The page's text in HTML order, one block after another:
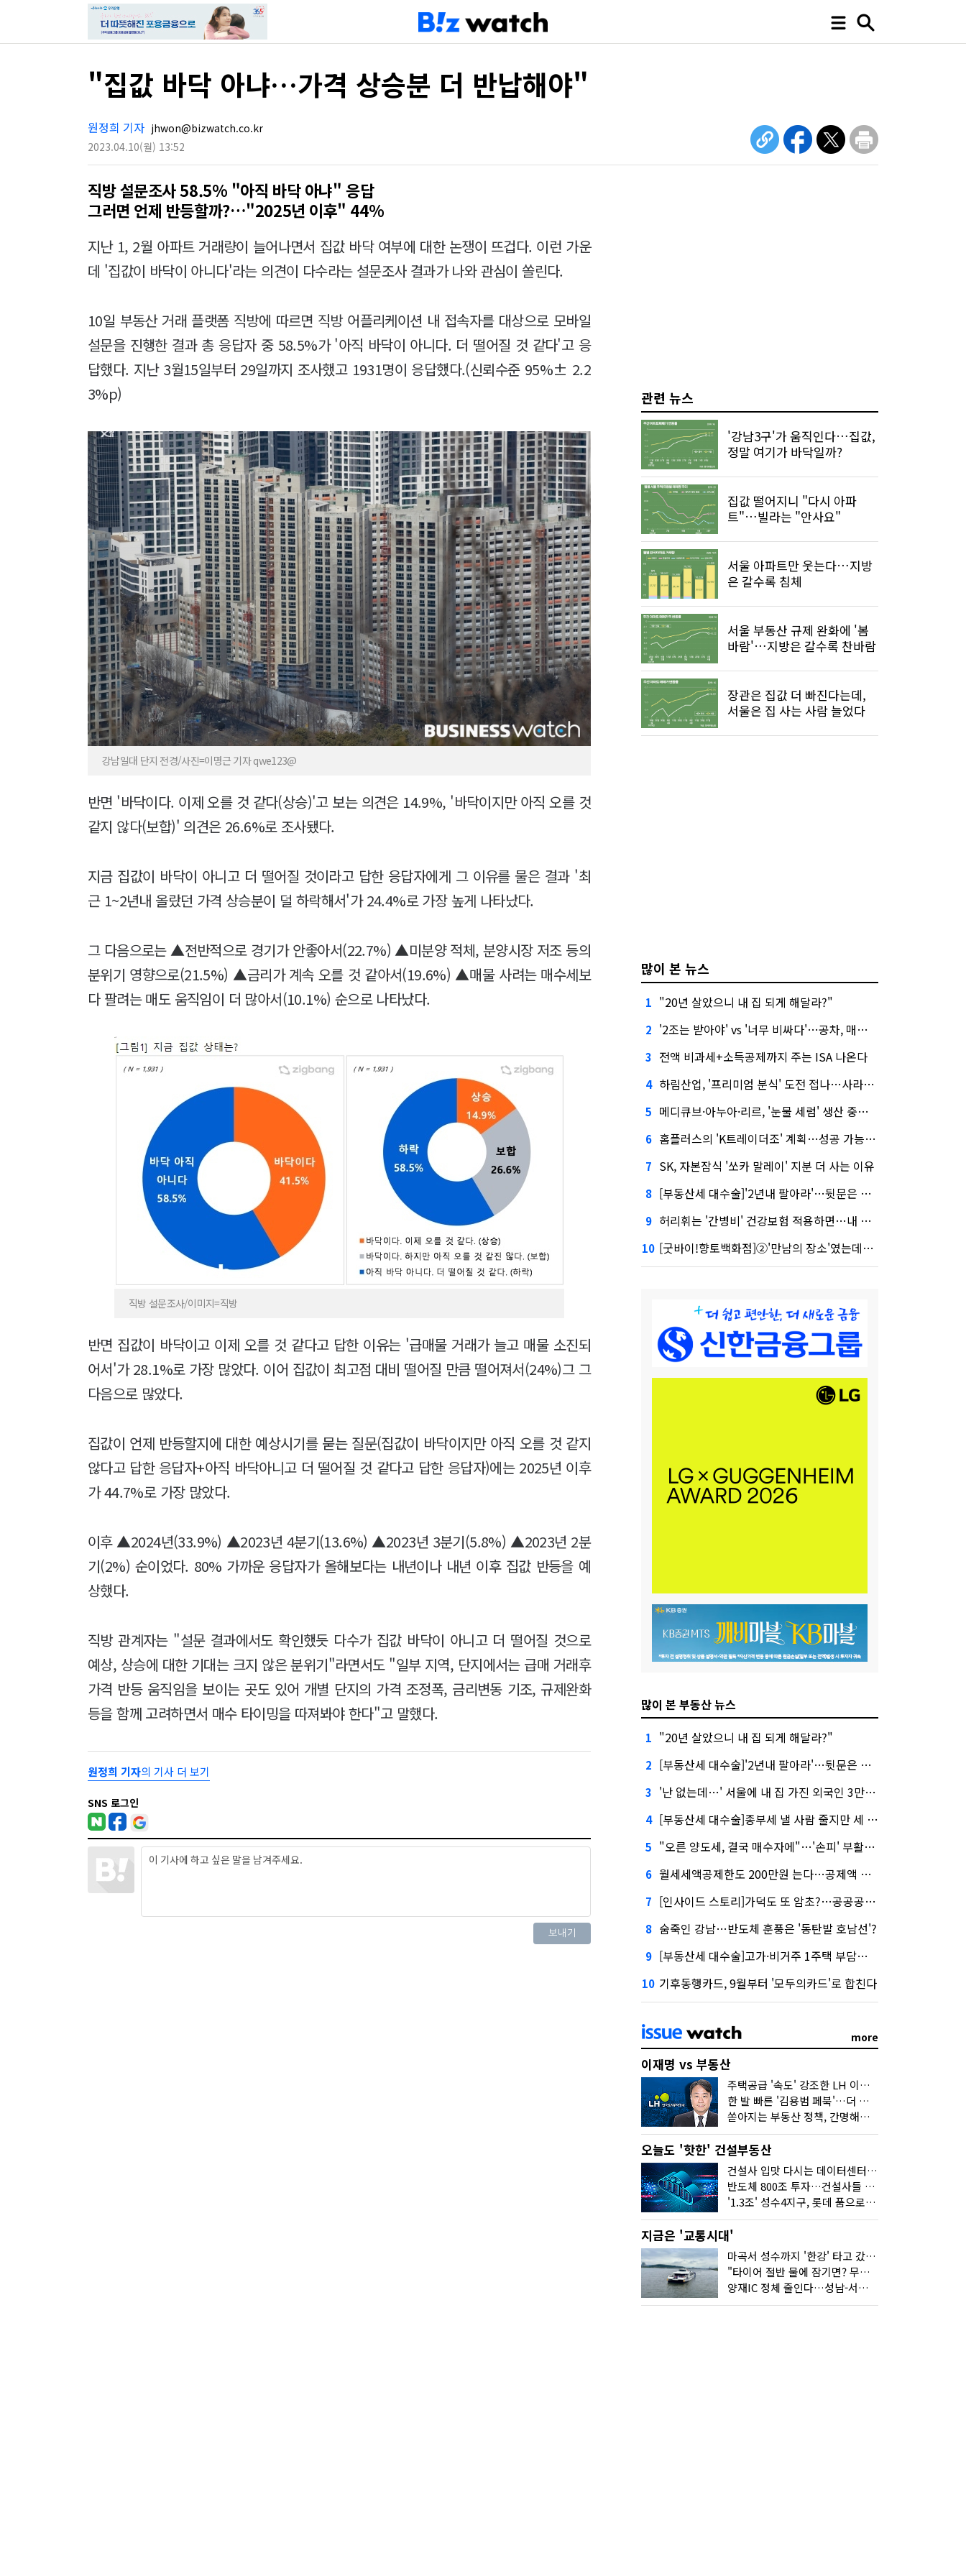
"집값 바닥 아냐…가격 상승분 더 반납해야"
원정희 기자 jhwon@bizwatch.co.kr
2023.04.10(월) 13:52
직방 설문조사 58.5% "아직 바닥 아냐" 응답
그러면 언제 반등할까?…"2025년 이후" 44%
지난 1, 2월 아파트 거래량이 늘어나면서 집값 바닥 여부에 대한 논쟁이 뜨겁다. 이런 가운
데 '집값이 바닥이 아니다'라는 의견이 다수라는 설문조사 결과가 나와 관심이 쏠린다.
10일 부동산 거래 플랫폼 직방에 따르면 직방 어플리케이션 내 접속자를 대상으로 모바일
설문을 진행한 결과 총 응답자 중 58.5%가 '아직 바닥이 아니다. 더 떨어질 것 같다'고 응
답했다. 지난 3월15일부터 29일까지 조사했고 1931명이 응답했다.(신뢰수준 95%± 2.2
3%p)
강남일대 단지 전경/사진=이명근 기자 qwe123@
반면 '바닥이다. 이제 오를 것 같다(상승)'고 보는 의견은 14.9%, '바닥이지만 아직 오를 것
같지 않다(보합)' 의견은 26.6%로 조사됐다.
지금 집값이 바닥이 아니고 더 떨어질 것이라고 답한 응답자에게 그 이유를 물은 결과 '최
근 1~2년내 올랐던 가격 상승분이 덜 하락해서'가 24.4%로 가장 높게 나타났다.
그 다음으로는 ▲전반적으로 경기가 안좋아서(22.7%) ▲미분양 적체, 분양시장 저조 등의
분위기 영향으로(21.5%) ▲금리가 계속 오를 것 같아서(19.6%) ▲매물 사려는 매수세보
다 팔려는 매도 움직임이 더 많아서(10.1%) 순으로 나타났다.
직방 설문조사/이미지=직방
반면 집값이 바닥이고 이제 오를 것 같다고 답한 이유는 '급매물 거래가 늘고 매물 소진되
어서'가 28.1%로 가장 많았다. 이어 집값이 최고점 대비 떨어질 만큼 떨어져서(24%)그 그
다음으로 많았다.
집값이 언제 반등할지에 대한 예상시기를 묻는 질문(집값이 바닥이지만 아직 오를 것 같지
않다고 답한 응답자+아직 바닥아니고 더 떨어질 것 같다고 답한 응답자)에는 2025년 이후
가 44.7%로 가장 많았다.
이후 ▲2024년(33.9%) ▲2023년 4분기(13.6%) ▲2023년 3분기(5.8%) ▲2023년 2분
기(2%) 순이었다. 80% 가까운 응답자가 올해보다는 내년이나 내년 이후 집값 반등을 예
상했다.
직방 관계자는 "설문 결과에서도 확인했듯 다수가 집값 바닥이 아니고 더 떨어질 것으로
예상, 상승에 대한 기대는 크지 않은 분위기"라면서도 "일부 지역, 단지에서는 급매 거래후
가격 반등 움직임을 보이는 곳도 있어 개별 단지의 가격 조정폭, 금리변동 기조, 규제완화
등을 함께 고려하면서 매수 타이밍을 따져봐야 한다"고 말했다.
원정희 기자의 기사 더 보기
SNS 로그인
관련 뉴스
'강남3구'가 움직인다…집값,
정말 여기가 바닥일까?
집값 떨어지니 "다시 아파
트"…빌라는 "안사요"
서울 아파트만 웃는다…지방
은 갈수록 침체
서울 부동산 규제 완화에 '봄
바람'…지방은 갈수록 찬바람
장관은 집값 더 빠진다는데,
서울은 집 사는 사람 늘었다
많이 본 뉴스
1 "20년 살았으니 내 집 되게 해달라?"
2 '2조는 받아야' vs '너무 비싸다'…공차, 매각 성공할까
3 전액 비과세+소득공제까지 주는 ISA 나온다
4 하림산업, '프리미엄 분식' 도전 접나…사라진 '멜팅피스'
5 메디큐브·아누아·리르, '눈물 세럼' 생산 중단한다
6 홈플러스의 'K트레이더조' 계획…성공 가능성은 '글쎄'
7 SK, 자본잠식 '쏘카 말레이' 지분 더 사는 이유
8 [부동산세 대수술]'2년내 팔아라'…뒷문은 열었다
9 허리휘는 '간병비' 건강보험 적용하면…내 간병보험은?
10 [굿바이!향토백화점]②'만남의 장소'였는데…멈춰선 대백의 시계
많이 본 부동산 뉴스
1 "20년 살았으니 내 집 되게 해달라?"
2 [부동산세 대수술]'2년내 팔아라'…뒷문은 열었다
3 '난 없는데…' 서울에 내 집 가진 외국인 3만3000명
4 [부동산세 대수술]종부세 낼 사람 줄지만 세 부담 커진다
5 "오른 양도세, 결국 매수자에"…'손피' 부활할까?
6 월세세액공제한도 200만원 는다…공제액 최대 54만원↑
7 [인사이드 스토리]가덕도 또 암초?…공공공사의 '굴레'
8 숨죽인 강남…반도체 훈풍은 '동탄발 호남선'?
9 [부동산세 대수술]고가·비거주 1주택 부담…'대전족'도 불똥
10 기후동행카드, 9월부터 '모두의카드'로 합친다
more
이재명 vs 부동산
주택공급 '속도' 강조한 LH 이성훈 "전력질주해야"
한 발 빠른 '김용범 페북'…더 강한 부동산 규제 나오나
쏟아지는 부동산 정책, 간명해져야
오늘도 '핫한' 건설부동산
건설사 입맛 다시는 데이터센터…암초는 '주민 반대'
반도체 800조 투자…건설사들 "물 들어온다!"
'1.3조' 성수4지구, 롯데 품으로…'성수르엘 S70' 거듭
지금은 '교통시대'
마곡서 성수까지 '한강' 타고 갔습니다
"타이어 절반 물에 잠기면? 무조건 탈출하세요"
양재IC 정체 줄인다…성남-서초 고속도로 2029년 착공